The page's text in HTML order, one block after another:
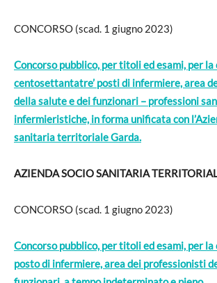
CONCORSO (scad. 1 giugno 2023)
Concorso pubblico, per titoli ed esami, per
centosettantatre’ posti di infermiere, area
della salute e dei funzionari – professioni
infermieristiche, in forma unificata con
sanitaria territoriale Garda.
AZIENDA SOCIO SANITARIA
CONCORSO (scad. 1 giugno 2023)
Concorso pubblico, per titoli ed esami, per
posto di infermiere, area dei professionisti